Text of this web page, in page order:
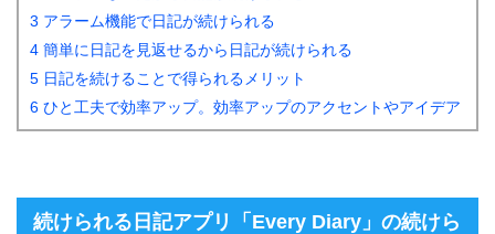
3 アラーム機能で日記が続けられる
4 簡単に日記を見返せるから日記が続けられる
5 日記を続けることで得られるメリット
6 ひと工夫で効率アップ。効率アップのアクセントやアイデア
続けられる日記アプリ「Every Diary」の続けら